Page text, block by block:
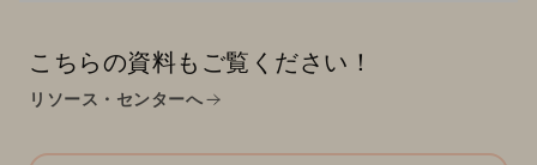
こちらの資料もご覧ください！
リソース・センターへ